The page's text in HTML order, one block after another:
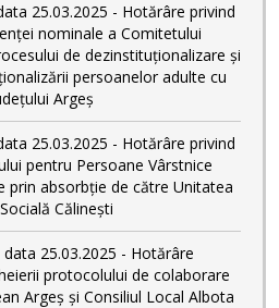
25.03.2025 - Hotărâre privind
nominale a Comitetului
de dezinstituționalizare şi
persoanelor adulte cu
Argeș
25.03.2025 - Hotărâre privind
pentru Persoane Vârstnice
prin absorbție de către Unitatea
Călinești
25.03.2025 - Hotărâre
protocolului de colaborare
Argeș și Consiliul Local Albota